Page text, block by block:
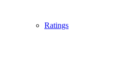
Ratings